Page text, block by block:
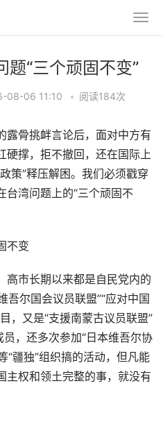
题“三个顽固不变”
08-06 11:10 • 阅读184次
露骨挑衅言论后，面对中方有
硬撑，拒不撤回，还在国际上
策”释压解困。我们必须戳穿
台湾问题上的“三个顽固不
不变
高市长期以来都是自民党内的
吾尔国会议员联盟”“应对中国
，又是“支援南蒙古议员联盟”
，还多次参加“日本维吾尔协
“疆独”组织搞的活动，但凡能
主权和领土完整的事，就没有